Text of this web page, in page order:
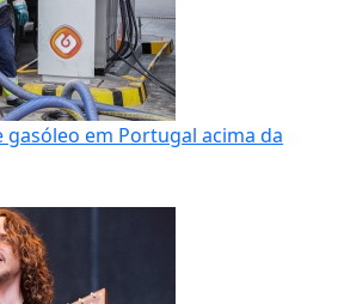
gasóleo em Portugal acima da